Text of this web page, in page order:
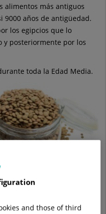
alimentos más antiguos
9000 años de antigüedad.
los egipcios que lo
y posteriormente por los
toda la Edad Media.
and those of third